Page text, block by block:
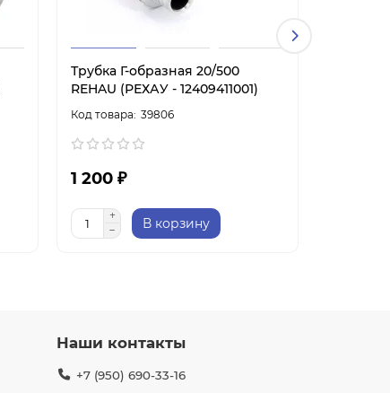
Трубка Г-образная 20/500
REHAU (РЕХАУ - 12409411001)
39806
1 200 ₽
В корзину
Наши контакты
+7 (950) 690-33-16